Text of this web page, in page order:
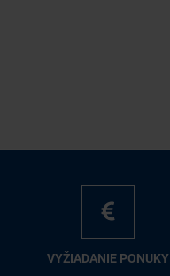
VY­ŽIA­DA­NIE PO­NU­KY